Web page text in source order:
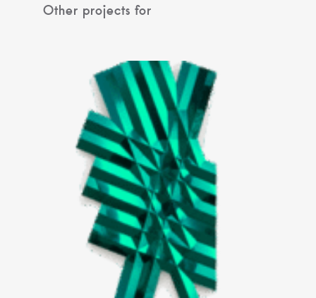
Other projects for